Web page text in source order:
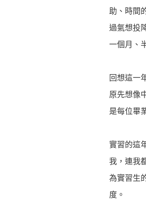
助、時間
過氣想投
一個月、
回想這一
原先想像
是每位畢
實習的這
我，連我
為實習生
度。